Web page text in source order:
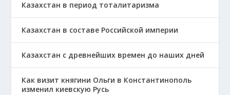
Казахстан в период тоталитаризма
Казахстан в составе Российской империи
Казахстан с древнейших времен до наших дней
Как визит княгини Ольги в Константинополь
изменил киевскую Русь